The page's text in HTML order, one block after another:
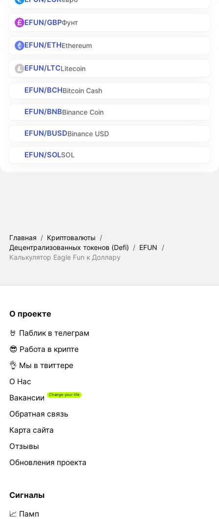
EFUN/GBPФунт
EFUN/ETHEthereum
EFUN/LTCLitecoin
EFUN/BCHBitcoin Cash
EFUN/BNBBinance Coin
EFUN/BUSDBinance USD
EFUN/SOLSOL
Главная / Криптовалюты /
Децентрализованных токенов (Defi) / EFUN
/
Калькулятор Eagle Fun к Доллару
О проекте
🤘 Паблик в телеграм
😎 Работа в крипте
👌 Мы в твиттере
О Нас
Вакансии
Обратная связь
Карта сайта
Отзывы
Обновления проекта
Сигналы
📈 Памп